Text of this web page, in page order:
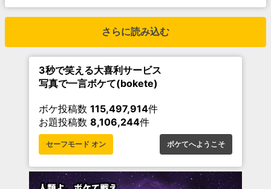
さらに読み込む
3秒で笑える大喜利サービス
写真で一言ボケて(bokete)
ボケ投稿数 115,497,914件
お題投稿数 8,106,244件
セーフモード オン ボケてへようこそ